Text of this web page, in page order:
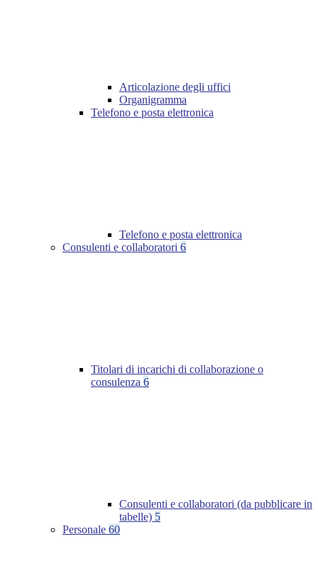
Articolazione degli uffici
Organigramma
Telefono e posta elettronica
Telefono e posta elettronica
Consulenti e collaboratori 6
Titolari di incarichi di collaborazione o
consulenza 6
Consulenti e collaboratori (da pubblicare in
tabelle) 5
Personale 60